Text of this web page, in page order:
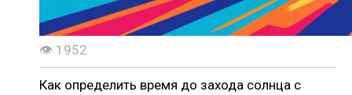
👁 1952
Как определить время до захода солнца с